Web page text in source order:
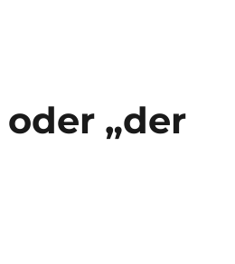
„der